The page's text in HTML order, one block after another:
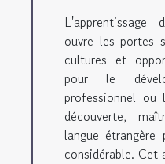
L'apprentissage
ouvre les portes
cultures et
pour le
professionnel
découverte,
langue
considérable. Cet